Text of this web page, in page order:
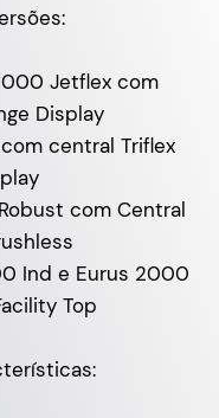
Jetflex com
Display
central Triflex
com Central
Ind e Eurus 2000
Top